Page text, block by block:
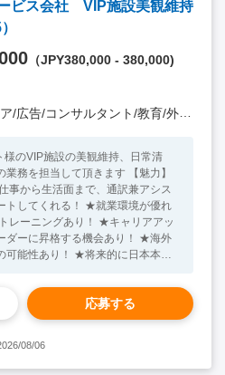
ビス会社 VIP施設美観維持
（JPY380,000 - 380,000)
ルタント/教育/外食/飲食/美容/娯楽/士業 他）
様のVIP施設の美観維持、日常清
担当して頂きます 【魅力】
から生活面まで、通訳兼アシス
トしてくれる！ ★就業環境が優れ
レーニングあり！ ★キャリアアッ
ダーに昇格する機会あり！ ★海外
可能性あり！ ★将来的に日本本社
実している！ 【必須条件】
感あり
の方が活躍
掃除
応募する
08/06